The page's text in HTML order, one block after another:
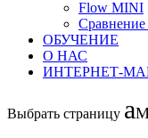
Flow MINI
ОБУЧЕНИЕ
О НАС
ИНТЕРНЕТ-
Выбрать страницу